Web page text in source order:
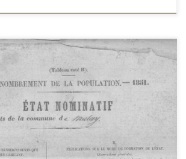
de la Moselle poursuivent les mises en ligne en
cet article, je vous propose une revue des derniers
civil 1871-1892, recensements et liste des mosellans
bonne augure pour les futures recherches
! Etat-Civil 1871-1892 […]